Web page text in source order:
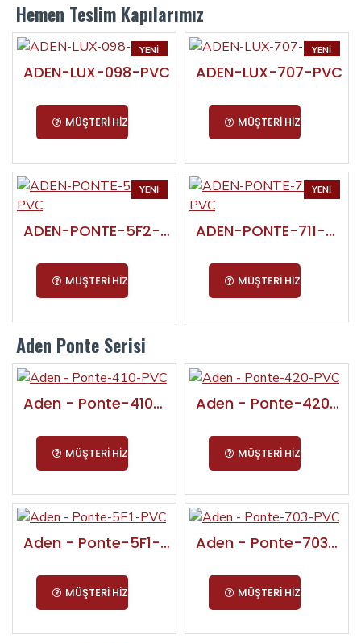
Hemen Teslim Kapılarımız
YENI
ADEN-LUX-098-PVC
MÜŞTERI HIZMETLERI
YENI
ÇOK SATAN
ADEN-LUX-707-PVC
MÜŞTERI HIZMETLERI
YENI
ADEN-PONTE-5F2-PVC
MÜŞTERI HIZMETLERI
YENI
ADEN-PONTE-711-PVC
MÜŞTERI HIZMETLERI
Aden Ponte Serisi
Aden - Ponte-410-PVC
MÜŞTERI HIZMETLERI
Aden - Ponte-420-PVC
MÜŞTERI HIZMETLERI
Aden - Ponte-5F1-PVC
MÜŞTERI HIZMETLERI
Aden - Ponte-703-PVC
MÜŞTERI HIZMETLERI